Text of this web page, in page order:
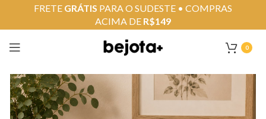
0
FRETE GRÁTIS PARA O SUDESTE • COMPRAS
ACIMA DE R$149